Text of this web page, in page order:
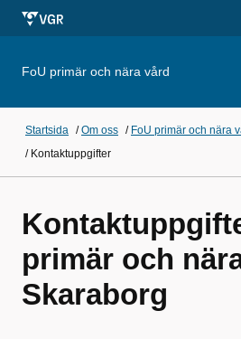
FoU primär och nära vård
Startsida /Om oss / FoU primär och nära
/ Kontaktuppgifter
primär och
Skaraborg